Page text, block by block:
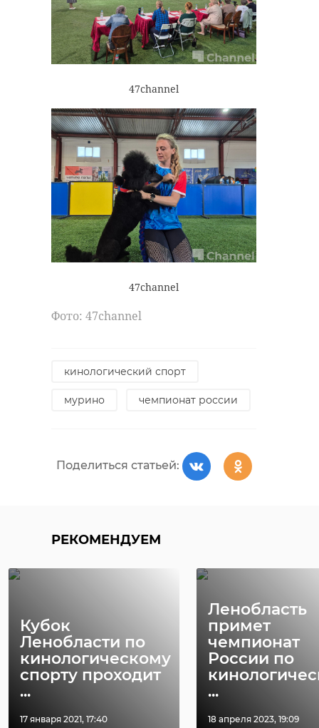
47channel
47channel
Фото: 47channel
кинологический спорт
мурино чемпионат россии
Поделиться статьей:
РЕКОМЕНДУЕМ
Кубок
Ленобласти по
кинологическому
спорту проходит
...
17 января 2021, 17:40
Ленобласть
примет
чемпионат
России по
...
18 апреля 2023, 19:09